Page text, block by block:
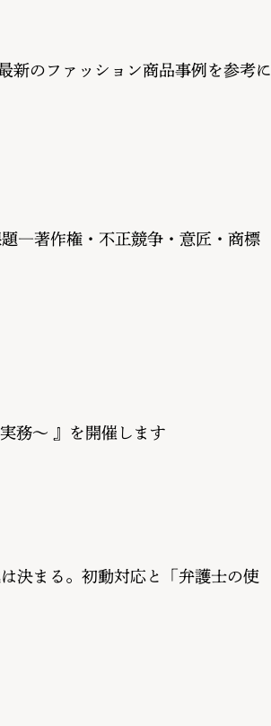
のファッション商品事例を参考に
―著作権・不正競争・意匠・商標
務〜 』を開催します
決まる。初動対応と「弁護士の使